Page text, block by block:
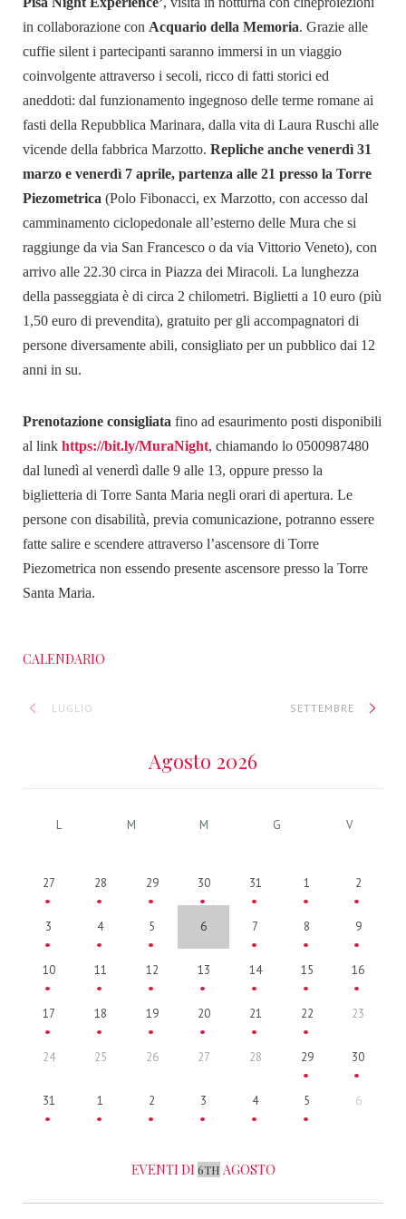
in collaborazione con Acquario della Memoria. Grazie alle
cuffie silent i partecipanti saranno immersi in un viaggio
coinvolgente attraverso i secoli, ricco di fatti storici ed
aneddoti: dal funzionamento ingegnoso delle terme romane ai
fasti della Repubblica Marinara, dalla vita di Laura Ruschi alle
vicende della fabbrica Marzotto. Repliche anche venerdì 31
marzo e venerdì 7 aprile, partenza alle 21 presso la Torre
Piezometrica (Polo Fibonacci, ex Marzotto, con accesso dal
camminamento ciclopedonale all’esterno delle Mura che si
raggiunge da via San Francesco o da via Vittorio Veneto), con
arrivo alle 22.30 circa in Piazza dei Miracoli. La lunghezza
della passeggiata è di circa 2 chilometri. Biglietti a 10 euro (più
1,50 euro di prevendita), gratuito per gli accompagnatori di
persone diversamente abili, consigliato per un pubblico dai 12
anni in su.
Prenotazione consigliata fino ad esaurimento posti disponibili
al link https://bit.ly/MuraNight, chiamando lo 0500987480
dal lunedì al venerdì dalle 9 alle 13, oppure presso la
biglietteria di Torre Santa Maria negli orari di apertura. Le
persone con disabilità, previa comunicazione, potranno essere
fatte salire e scendere attraverso l’ascensore di Torre
Piezometrica non essendo presente ascensore presso la Torre
Santa Maria.
CALENDARIO
LUGLIO
Agosto 2026
SETTEMBRE
L M M G V
27 28 29 30 31 1 2
3 4 5 6 7 8 9
10 11 12 13 14 15 16
17 18 19 20 21 22 23
24 25 26 27 28 29 30
31 1 2 3 4 5 6
EVENTI DI 6TH AGOSTO